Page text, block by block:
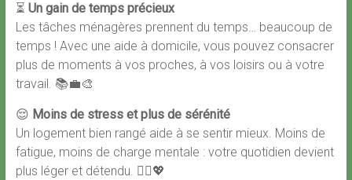
⏳ Un gain de temps précieux
Les tâches ménagères prennent du temps… beaucoup de
temps ! Avec une aide à domicile, vous pouvez consacrer
plus de moments à vos proches, à vos loisirs ou à votre
travail. 📚💼🎨
😌 Moins de stress et plus de sérénité
Un logement bien rangé aide à se sentir mieux. Moins de
fatigue, moins de charge mentale : votre quotidien devient
plus léger et détendu. 🧘‍♂️💖